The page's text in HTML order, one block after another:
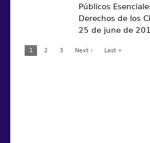
Públicos
Derechos de los
25 de june de
1 2 3 Next › Last »